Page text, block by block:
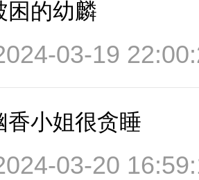
困的幼麟
03-19
香小姐很贪睡
03-20